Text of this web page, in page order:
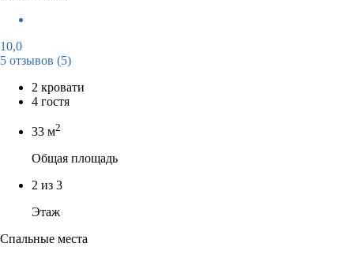
10,0
5 отзывов (5)
2 кровати
4 гостя
33 м2
Общая площадь
2 из 3
Этаж
Спальные места